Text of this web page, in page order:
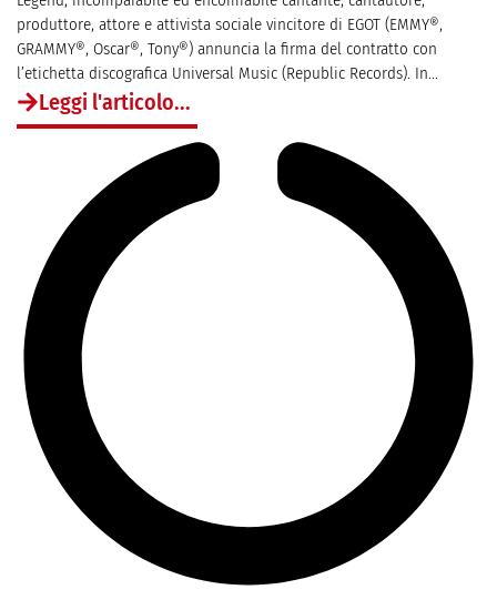
produttore, attore e attivista sociale vincitore di EGOT (EMMY®,
GRAMMY®, Oscar®, Tony®) annuncia la firma del contratto con
l’etichetta discografica Universal Music (Republic Records). In...
Leggi l'articolo...